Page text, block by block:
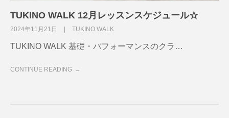
TUKINO WALK 12月レッスンスケジュール☆
2024年11月21日 TUKINO WALK
TUKINO WALK 基礎・パフォーマンスのクラ…
CONTINUE READING